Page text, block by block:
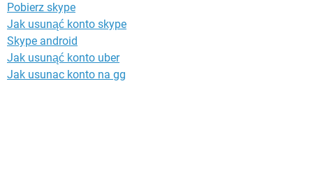
Pobierz skype
Jak usunąć konto skype
Skype android
Jak usunąć konto uber
Jak usunac konto na gg